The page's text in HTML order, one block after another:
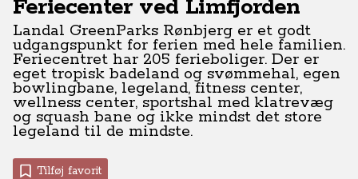
Feriecenter ved Limfjorden
Landal GreenParks Rønbjerg er et godt
udgangspunkt for ferien med hele familien.
Feriecentret har 205 ferieboliger. Der er
eget tropisk badeland og svømmehal, egen
bowlingbane, legeland, fitness center,
wellness center, sportshal med klatrevæg
og squash bane og ikke mindst det store
legeland til de mindste.
Tilføj favorit